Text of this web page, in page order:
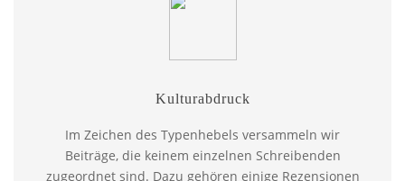
Kulturabdruck
Im Zeichen des Typenhebels versammeln wir
Beiträge, die keinem einzelnen Schreibenden
zugeordnet sind. Dazu gehören einige Rezensionen